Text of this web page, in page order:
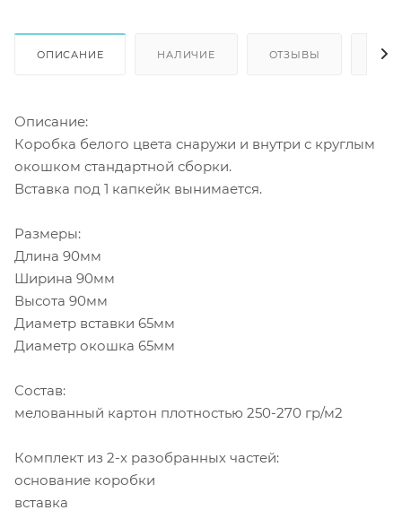
ОПИСАНИЕ НАЛИЧИЕ ОТЗЫВЫ
Описание:
Коробка белого цвета снаружи и внутри с круглым
окошком стандартной сборки.
Вставка под 1 капкейк вынимается.
Размеры:
Длина 90мм
Ширина 90мм
Высота 90мм
Диаметр вставки 65мм
Диаметр окошка 65мм
Состав:
мелованный картон плотностью 250-270 гр/м2
Комплект из 2-х разобранных частей:
основание коробки
вставка